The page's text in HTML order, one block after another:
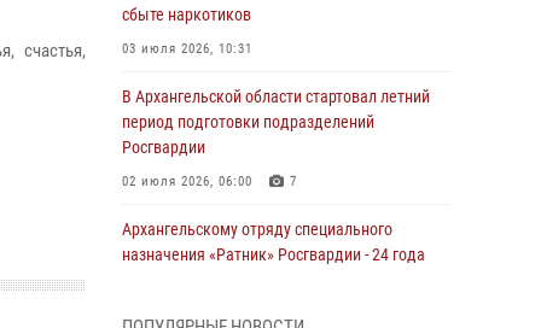
счастья,
сбыте наркотиков
03 июля 2026, 10:31
В Архангельской области стартовал летний
период подготовки подразделений
Росгвардии
02 июля 2026, 06:00 7
Архангельскому отряду специального
назначения «Ратник» Росгвардии - 24 года